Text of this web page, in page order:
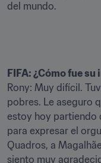
del mundo.
FIFA: ¿Cómo fue su
Rony: Muy difícil.
pobres. Le aseguro
estoy hoy partiendo
para expresar el
Quadros, a
siento muy